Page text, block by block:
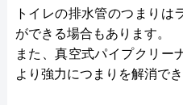
トイレの排水管のつまりは
ができる場合もあります。
また、真空式パイプクリー
より強力につまりを解消でき